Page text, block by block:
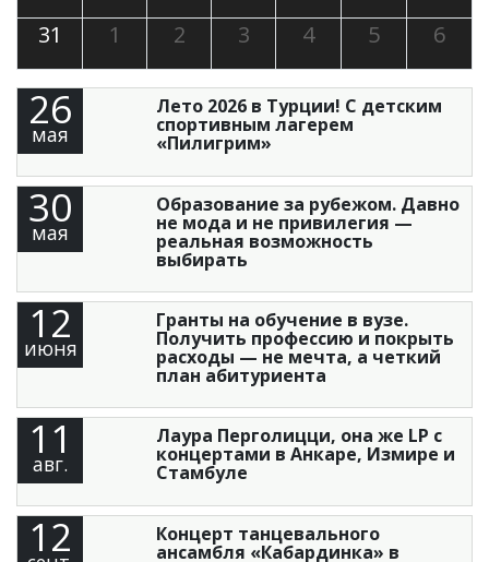
31
1 2 3 4 5 6
26
мая
Лето 2026 в Турции! С детским
спортивным лагерем
«Пилигрим»
30
мая
Образование за рубежом. Давно
не мода и не привилегия —
реальная возможность
выбирать
12
июня
Гранты на обучение в вузе.
Получить профессию и покрыть
расходы — не мечта, а четкий
план абитуриента
11
авг.
Лаура Перголицци, она же LP с
концертами в Анкаре, Измире и
Стамбуле
12 Концерт танцевального
ансамбля «Кабардинка» в